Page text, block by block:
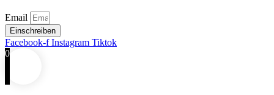
Email
Einschreiben
Facebook-f Instagram Tiktok
0